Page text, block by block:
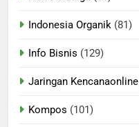
Indonesia Organik (81)
Info Bisnis (129)
Jaringan Kencanaonline
Kompos (101)